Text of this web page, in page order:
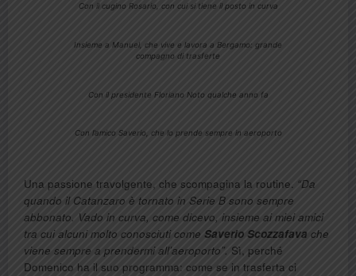
Con il cugino Rosario, con cui si tiene il posto in curva
Insieme a Manuel, che vive e lavora a Bergamo: grande
compagno di trasferte
Con il presidente Floriano Noto qualche anno fa
Con l’amico Saverio, che lo prende sempre in aeroporto
Una passione travolgente, che scompagina la routine. “Da
quando il Catanzaro è tornato in Serie B sono sempre
abbonato. Vado in curva, come dicevo, insieme ai miei amici
tra cui alcuni molto conosciuti come Saverio Scozzafava che
viene sempre a prendermi all’aeroporto”. Sì, perché
Domenico ha il suo programma: come se in trasferta ci